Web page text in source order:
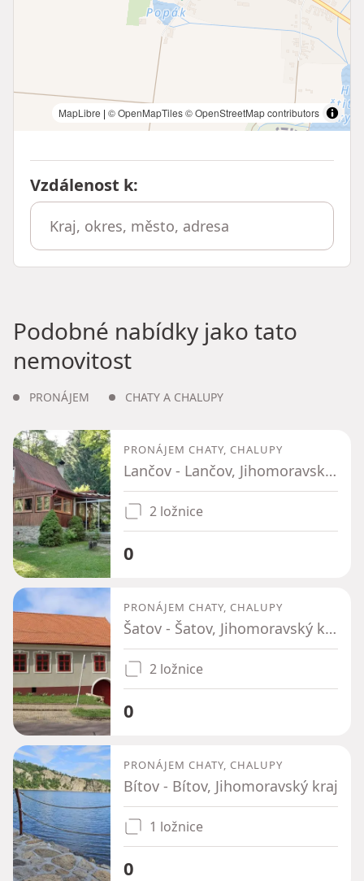
MapLibre | © OpenMapTiles© OpenStreetMap contributors
Vzdálenost k:
Podobné nabídky jako tato
nemovitost
PRONÁJEM CHATY A CHALUPY
PRONÁJEM CHATY, CHALUPY
Lančov - Lančov, Jihomoravský kraj
2 ložnice
0
PRONÁJEM CHATY, CHALUPY
Šatov - Šatov, Jihomoravský kraj
2 ložnice
0
PRONÁJEM CHATY, CHALUPY
Bítov - Bítov, Jihomoravský kraj
1 ložnice
0